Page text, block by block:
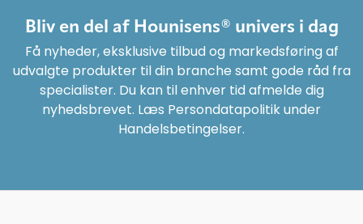
Bliv en del af Hounisens® univers i dag
Få nyheder, eksklusive tilbud og markedsføring af
udvalgte produkter til din branche samt gode råd fra
specialister. Du kan til enhver tid afmelde dig
nyhedsbrevet. Læs Persondatapolitik under
Handelsbetingelser.